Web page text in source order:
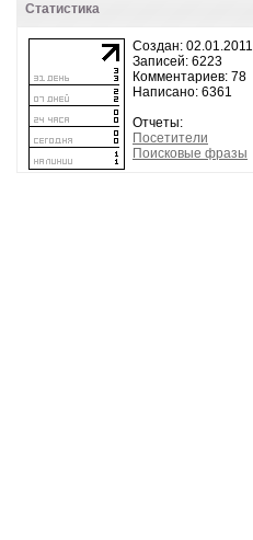
Статистика
Создан: 02.01.2011
Записей: 6223
Комментариев: 78
Написано: 6361
Отчеты:
Посетители
Поисковые фразы